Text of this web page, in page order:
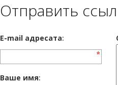
Отправить
E-mail адресата:
Ваше имя: